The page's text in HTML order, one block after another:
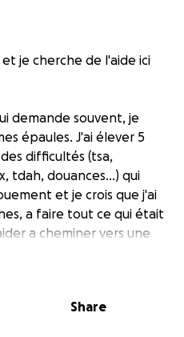
je cherche de l'aide ici
demande souvent, je
épaules. J'ai élever 5
difficultés (tsa,
tdah, douances...) qui
et je crois que j'ai
a faire tout ce qui était
a cheminer vers une
possibles.
petite poupounne,
Share